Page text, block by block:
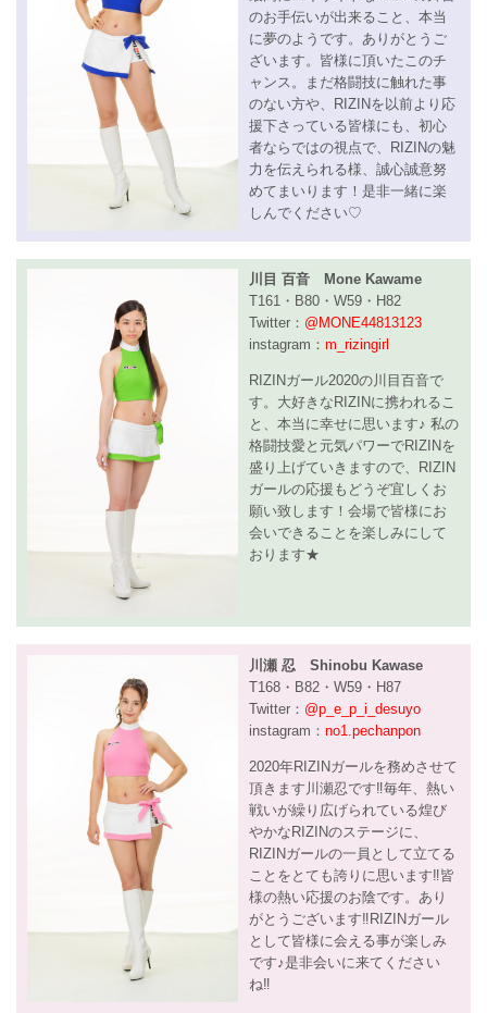
のお手伝いが出来ること、本当
に夢のようです。ありがとうご
ざいます。‪皆様に頂いたこのチ
ャンス。‪まだ格闘技に触れた事
のない方や、RIZINを以前より応
援下さっている皆様にも、初心
者ならではの視点で、RIZINの魅
力を伝えられる様、誠心誠意努
めてまいります！‪是非一緒に楽
しんでください♡‬‬‬‬‬‬‬‬
川目 百音 Mone Kawame
T161・B80・W59・H82
Twitter： @MONE44813123
instagram： m_rizingirl
RIZINガール2020の川目百音で
す。大好きなRIZINに携われるこ
と、本当に幸せに思います♪ 私の
格闘技愛と元気パワーでRIZINを
盛り上げていきますので、RIZIN
ガールの応援もどうぞ宜しくお
願い致します！会場で皆様にお
会いできることを楽しみにして
おります★
川瀬 忍 Shinobu Kawase
T168・B82・W59・H87
Twitter： @p_e_p_i_desuyo
instagram： no1.pechanpon
2020年RIZINガールを務めさせて
頂きます川瀬忍です‼️毎年、熱い
戦いが繰り広げられている煌び
やかなRIZINのステージに、
RIZINガールの一員として立てる
ことをとても誇りに思います‼️皆
様の熱い応援のお陰です。あり
がとうございます‼️RIZINガール
として皆様に会える事が楽しみ
です♪是非会いに来てください
ね‼️